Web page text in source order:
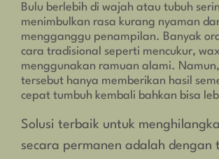
Bulu berlebih di wajah atau tubuh
menimbulkan rasa kurang nyaman
mengganggu penampilan. Banyak
cara tradisional seperti mencukur,
menggunakan ramuan alami.
tersebut hanya memberikan hasil
cepat tumbuh kembali bahkan bisa
Solusi terbaik untuk
secara permanen adalah dengan